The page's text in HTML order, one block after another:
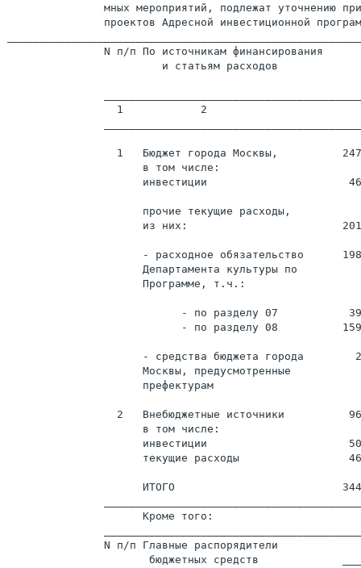
мных мероприятий, подлежат уточнению
проектов Адресной инвестиционной
N п/п По источникам финансирования
и статьям расходов
1            2
1   Бюджет города Москвы,
                     в том числе:
инвестиции
                     прочие текущие расходы,
из них:
- расходное обязательство
                     Департамента культуры по
                     Программе, т.ч.:
- по разделу 07
- по разделу 08
- средства бюджета города
                     Москвы, предусмотренные
                     префектурам
2   Внебюджетные источники
                     в том числе:
инвестиции
текущие расходы
ИТОГО
                     Кроме того:
N п/п Главные распорядители
бюджетных средств